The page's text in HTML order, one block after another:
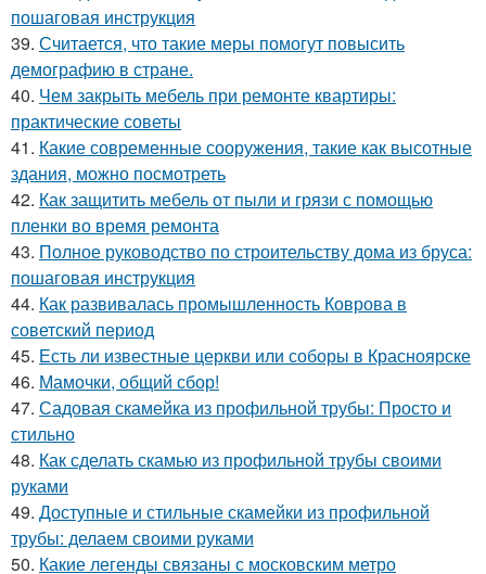
пошаговая инструкция
39. Считается, что такие меры помогут повысить
демографию в стране.
40. Чем закрыть мебель при ремонте квартиры:
практические советы
41. Какие современные сооружения, такие как высотные
здания, можно посмотреть
42. Как защитить мебель от пыли и грязи с помощью
пленки во время ремонта
43. Полное руководство по строительству дома из бруса:
пошаговая инструкция
44. Как развивалась промышленность Коврова в
советский период
45. Есть ли известные церкви или соборы в Красноярске
46. Мамочки, общий сбор!
47. Садовая скамейка из профильной трубы: Просто и
стильно
48. Как сделать скамью из профильной трубы своими
руками
49. Доступные и стильные скамейки из профильной
трубы: делаем своими руками
50. Какие легенды связаны с московским метро